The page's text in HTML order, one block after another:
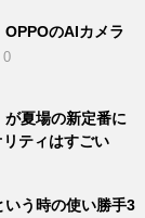
のAIカメラ
が夏場の新定番に
ティはすごい
いう時の使い勝手3